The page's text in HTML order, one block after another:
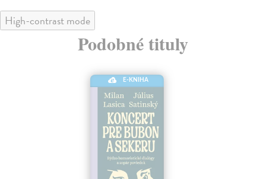
High-contrast mode
Podobné tituly
E-KNIHA